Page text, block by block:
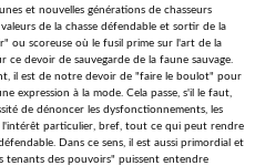
et nouvelles générations de chasseurs
de la chasse défendable et sortir de la
ou scoreuse où le fusil prime sur l'art de la
ce devoir de sauvegarde de la faune sauvage.
il est de notre devoir de "faire le boulot" pour
expression à la mode. Cela passe, s'il le faut,
de dénoncer les dysfonctionnements, les
l'intérêt particulier, bref, tout ce qui peut rendre
Dans ce sens, il est aussi primordial et
tenants des pouvoirs" puissent entendre